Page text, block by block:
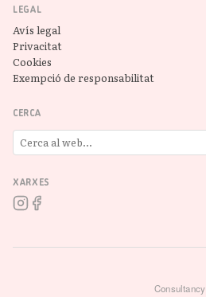
LEGAL
Avís legal
Privacitat
Cookies
Exempció de responsabilitat
CERCA
XARXES